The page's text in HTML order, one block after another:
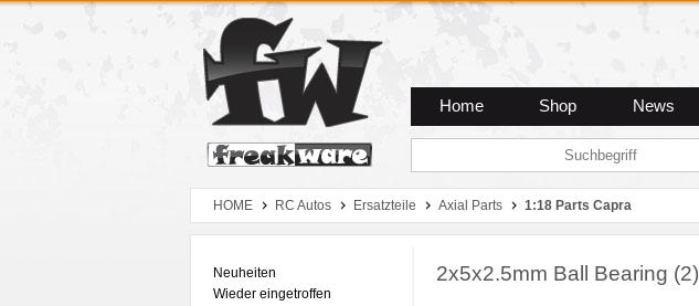
Zum Hauptmenue
Zum Seiteninhalt
Zum Warenkob
Home Shop News
HOME RC Autos Ersatzteile Axial Parts 1:18 Parts Capra
Neuheiten
Wieder eingetroffen
2x5x2.5mm Ball Bearing (2)